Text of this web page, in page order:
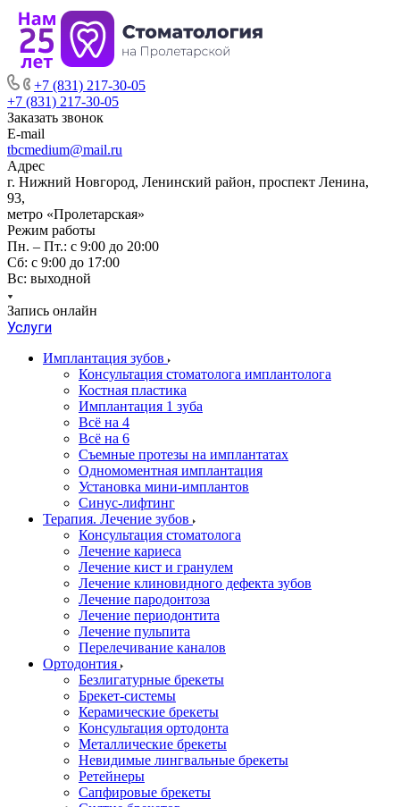
+7 (831) 217-30-05
+7 (831) 217-30-05
Заказать звонок
E-mail
tbcmedium@mail.ru
Адрес
г. Нижний Новгород, Ленинский район, проспект Ленина,
93,
метро «Пролетарская»
Режим работы
Пн. – Пт.: с 9:00 до 20:00
Cб: с 9:00 до 17:00
Вс: выходной
Запись онлайн
Услуги
Имплантация зубов
Консультация стоматолога имплантолога
Костная пластика
Имплантация 1 зуба
Всё на 4
Всё на 6
Съемные протезы на имплантатах
Одномоментная имплантация
Установка мини-имплантов
Синус-лифтинг
Терапия. Лечение зубов
Консультация стоматолога
Лечение кариеса
Лечение кист и гранулем
Лечение клиновидного дефекта зубов
Лечение пародонтоза
Лечение периодонтита
Лечение пульпита
Перелечивание каналов
Ортодонтия
Безлигатурные брекеты
Брекет-системы
Керамические брекеты
Консультация ортодонта
Металлические брекеты
Невидимые лингвальные брекеты
Ретейнеры
Сапфировые брекеты